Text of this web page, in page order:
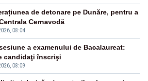
08:04
de detonare pe Dunăre, pentru a
Cernavodă
08:09
a examenului de Bacalaureat:
candidaţi înscrişi